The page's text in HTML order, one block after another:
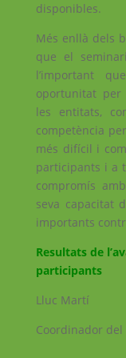
disponibles.
Més enllà dels
que el
l’important
oportunitat per
les entitats,
competència
més difícil i
participants i a
compromís
seva capacitat
importants
Resultats de
participants
Lluc Martí
Coordinador